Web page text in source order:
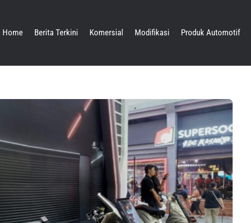
Home Berita Terkini Komersial Modifikasi Produk Automotif